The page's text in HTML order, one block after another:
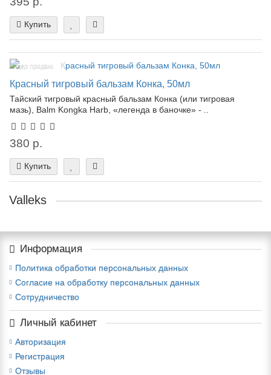
Купить
Лидер продаж!
Красный тигровый бальзам Конка, 50мл
Тайский тигровый красный бальзам Конка (или тигровая
мазь), Balm Kongka Harb, «легенда в баночке» - ..
380 р.
Купить
Valleks
Информация
Политика обработки персональных данных
Согласие на обработку персональных данных
Сотрудничество
Личный кабинет
Авторизация
Регистрация
Отзывы